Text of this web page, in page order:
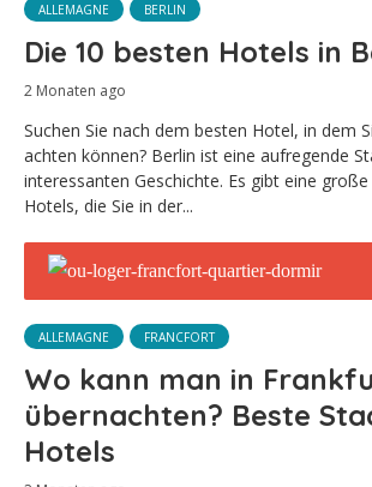
ALLEMAGNE BERLIN
Die 10 besten Hotels in
2 Monaten ago
Suchen Sie nach dem besten Hotel, in dem
achten können? Berlin ist eine aufregende
interessanten Geschichte. Es gibt eine
Hotels, die Sie in der...
ALLEMAGNE FRANCFORT
Wo kann man in
übernachten? Beste
Hotels